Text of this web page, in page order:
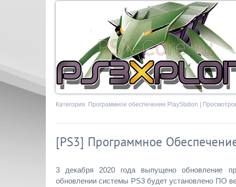
Категория: Программное обеспечение PlayStation |
[PS3] Программное
3 декабря 2020 года выпущено обновление
обновлении системы PS3 будет установлено ПО